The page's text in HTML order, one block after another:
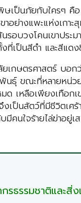
ษเป็นภัยกับใครๆ
างแพะแห่งเกาะ
อบวงโคนเขาประ
ที่เป็นสีดำ และสีแ
เกษตรศาสตร์ บ
นธุ์ ขณะที่หลายหน่
เหลือเพียงเทือก
เป็นสัตว์ที่มีชีวิตเศ
นใจร้ายไล่ฆ่าอยู่
รธรรมชาติและสิ่